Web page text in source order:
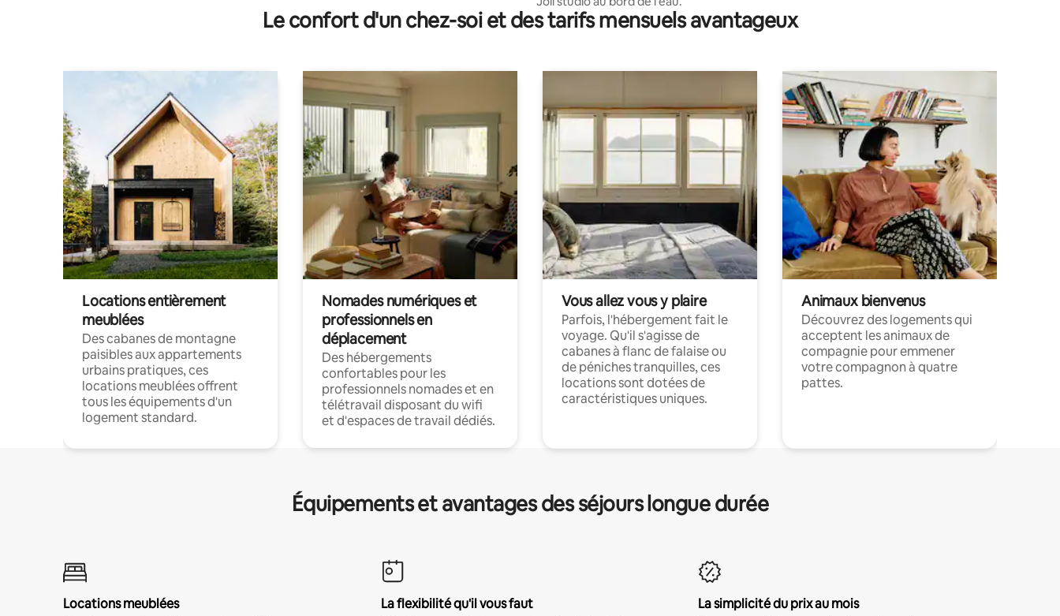
Le confort d'un chez-soi et des tarifs mensuels avantageux
Locations entièrement
meublées
Des cabanes de montagne
paisibles aux appartements
urbains pratiques, ces
locations meublées offrent
tous les équipements d'un
logement standard.
Nomades numériques et
professionnels en
déplacement
Des hébergements
confortables pour les
professionnels nomades et en
télétravail disposant du wifi
et d'espaces de travail dédiés.
Vous allez vous y plaire
Parfois, l'hébergement fait le
voyage. Qu'il s'agisse de
cabanes à flanc de falaise ou
de péniches tranquilles, ces
locations sont dotées de
caractéristiques uniques.
Animaux bienvenus
Découvrez des logements qui
acceptent les animaux de
compagnie pour emmener
votre compagnon à quatre
pattes.
Équipements et avantages des séjours longue durée
Locations meublées
La flexibilité qu'il vous faut
La simplicité du prix au mois